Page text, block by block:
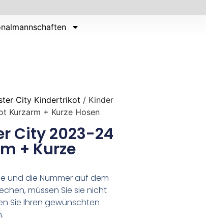
City Kindertrikot / Kinder
Kurzarm + Kurze Hosen
City 2023-24
+ Kurze
und die Nummer auf dem
müssen Sie sie nicht
Sie Ihren gewünschten